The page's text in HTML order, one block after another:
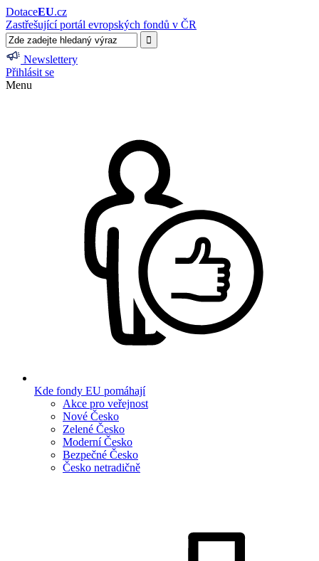
DotaceEU.cz
Zastřešující portál evropských fondů v ČR
Newslettery
Přihlásit se
Menu
Kde fondy EU pomáhají
Akce pro veřejnost
Nové Česko
Zelené Česko
Moderní Česko
Bezpečné Česko
Česko netradičně